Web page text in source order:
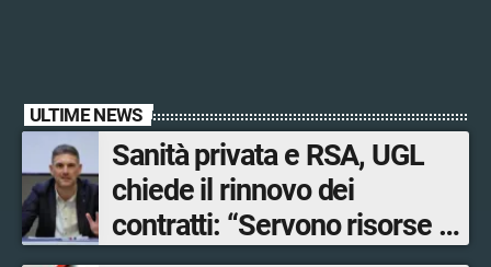
ULTIME NEWS
Sanità privata e RSA, UGL
chiede il rinnovo dei
contratti: “Servono risorse e